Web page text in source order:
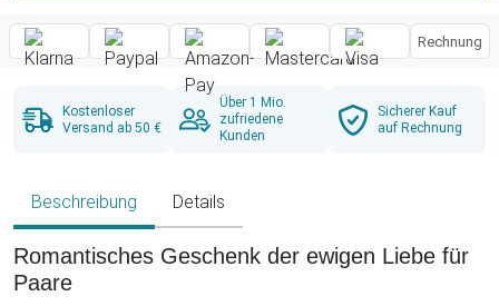
Rechnung
Kostenloser
Versand ab 50 €
Über 1 Mio.
zufriedene
Kunden
Sicherer Kauf
auf Rechnung
Beschreibung Details
Romantisches Geschenk der ewigen Liebe für
Paare